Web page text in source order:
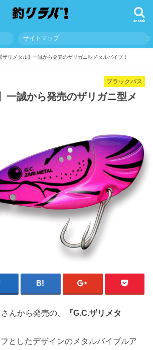
search
サイトマップ
【ザリメタル】一誠から発売のザリガニ型メタルバイブ！
ブラックバス
一誠から発売のザリガニ型メ
んから発売の、
『G.C.ザリメタ
としたデザインのメタルバイブルア